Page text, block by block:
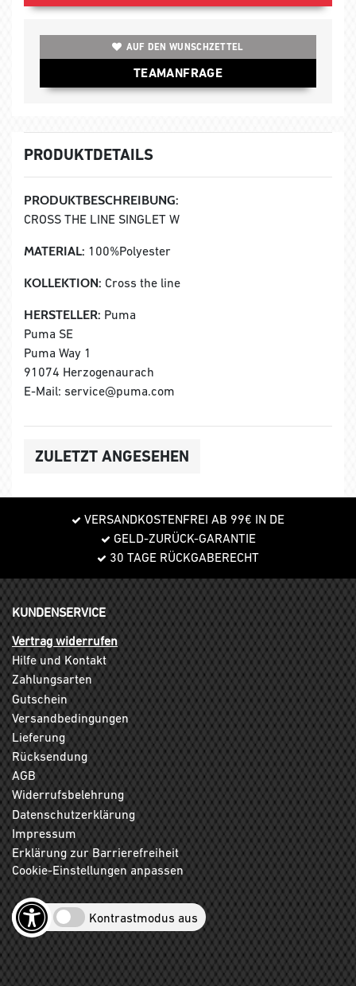
AUF DEN WUNSCHZETTEL
TEAMANFRAGE
PRODUKTDETAILS
PRODUKTBESCHREIBUNG:
CROSS THE LINE SINGLET W
MATERIAL: 100%Polyester
KOLLEKTION: Cross the line
HERSTELLER: Puma
Puma SE
Puma Way 1
91074 Herzogenaurach
E-Mail: service@puma.com
ZULETZT ANGESEHEN
VERSANDKOSTENFREI AB 99€ IN DE
GELD-ZURÜCK-GARANTIE
30 TAGE RÜCKGABERECHT
KUNDENSERVICE
Vertrag widerrufen
Hilfe und Kontakt
Zahlungsarten
Gutschein
Versandbedingungen
Lieferung
Rücksendung
AGB
Widerrufsbelehrung
Datenschutzerklärung
Impressum
Erklärung zur Barrierefreiheit
Cookie-Einstellungen anpassen
Kontrastmodus aus